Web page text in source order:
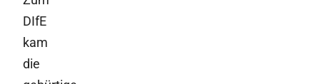
DIfE
kam
die